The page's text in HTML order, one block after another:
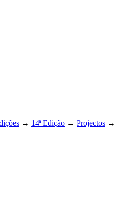
→ 14ª Edição → Projectos →